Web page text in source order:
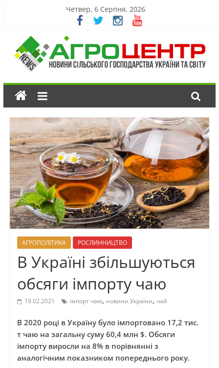
Четвер, 6 Серпня, 2026
АГРОПОЛІТИКА РОСЛИННИЦТВО
В Україні збільшуються
обсяги імпорту чаю
19.02.2021 імпорт чаю, новини України, чай
В 2020 році в Україну було імпортовано 17,2 тис.
т чаю на загальну суму 60,4 млн $. Обсяги
імпорту виросли на 8% в порівнянні з
аналогічним показником попереднього року.